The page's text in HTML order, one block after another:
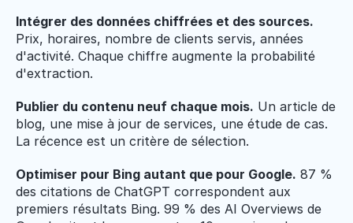
Intégrer des données chiffrées et des sources.
Prix, horaires, nombre de clients servis, années
d'activité. Chaque chiffre augmente la probabilité
d'extraction.
Publier du contenu neuf chaque mois. Un article de
blog, une mise à jour de services, une étude de cas.
La récence est un critère de sélection.
Optimiser pour Bing autant que pour Google. 87 %
des citations de ChatGPT correspondent aux
premiers résultats Bing. 99 % des AI Overviews de